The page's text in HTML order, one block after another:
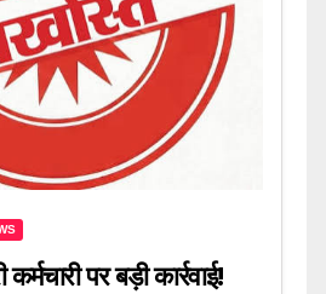
पर बड़ी कार्रवाई!